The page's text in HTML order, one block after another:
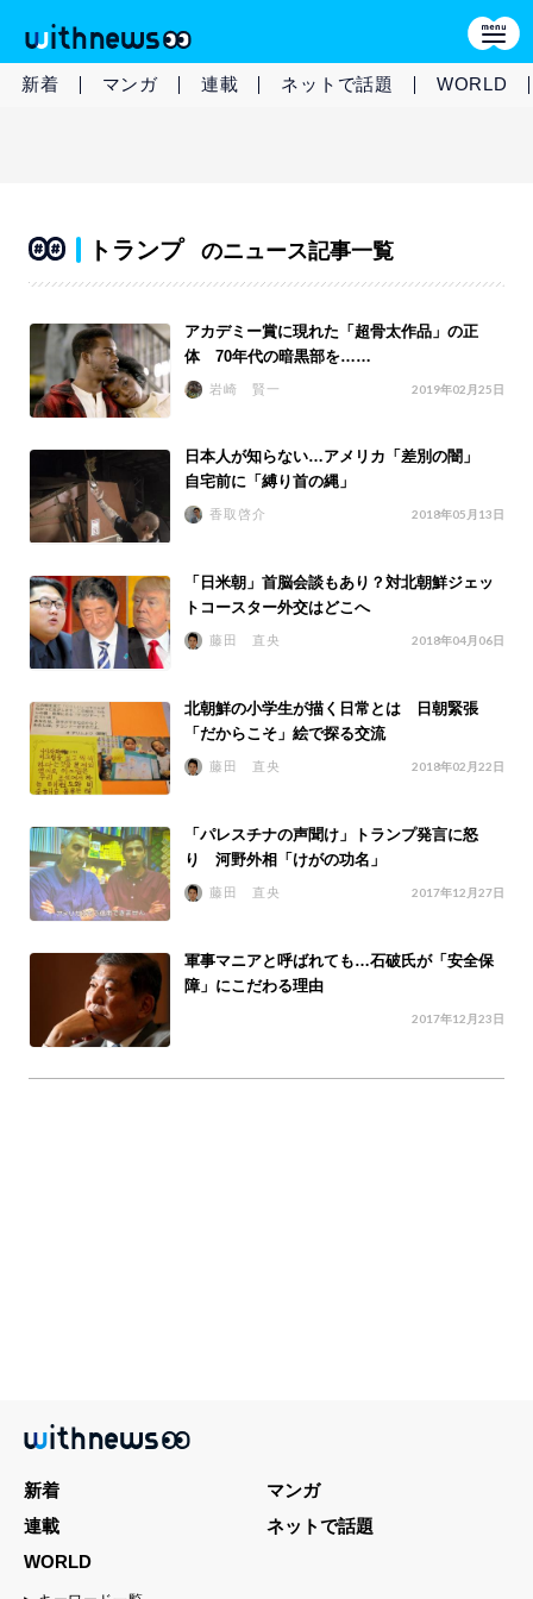
新着 マンガ 連載 ネットで話題 WORLD
トランプ のニュース記事一覧
アカデミー賞に現れた「超骨太作品」の正
体 70年代の暗黒部を……
岩崎 賢一 2019年02月25日
日本人が知らない…アメリカ「差別の闇」
自宅前に「縛り首の縄」
香取啓介 2018年05月13日
「日米朝」首脳会談もあり？対北朝鮮ジェッ
トコースター外交はどこへ
藤田 直央 2018年04月06日
北朝鮮の小学生が描く日常とは 日朝緊張
「だからこそ」絵で探る交流
藤田 直央 2018年02月22日
「パレスチナの声聞け」トランプ発言に怒
り 河野外相「けがの功名」
藤田 直央 2017年12月27日
軍事マニアと呼ばれても…石破氏が「安全保
障」にこだわる理由
2017年12月23日
新着
マンガ
連載
ネットで話題
WORLD